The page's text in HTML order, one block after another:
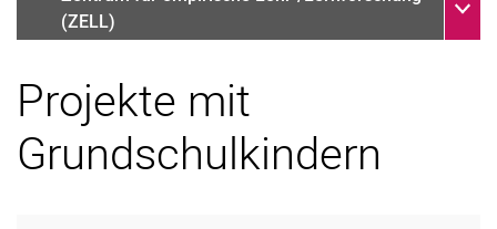
(ZELL)
Aktuelles
Direktorium
Mitglieder des ZELL
Projekte mit
Grundschulkindern